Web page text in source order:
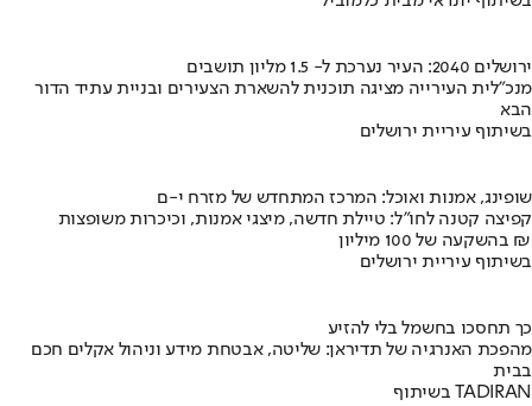
ירושלים 2040: העיר נערכת ל- 1.5 מליון תושבים
מנכ"לית העירייה מציגה תוכנית להשארת הצעירים ובניית עתיד הדור
הבא
בשיתוף עיריית ירושלים
שופינג, אמנות ואוכל: המרכז המתחדש של מזרח י-ם
קפיצה קטנה לחו"ל: טיילת חדשה, מיצגי אמנות, וכיכרות משופצות
בהשקעה של 100 מיליון ₪
בשיתוף עיריית ירושלים
כך תחסכו בחשמל בלי להזיע
מהפכת האנרגיה של תדיראן: שליטה, אבטחת מידע וניהול אקלים חכם
בבית
בשיתוף TADIRAN